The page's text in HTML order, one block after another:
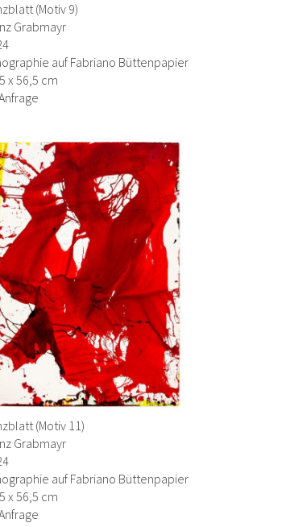
(Motiv 9)
Grabmayr
auf Fabriano Büttenpapier
x 56,5 cm
(Motiv 11)
Grabmayr
auf Fabriano Büttenpapier
x 56,5 cm